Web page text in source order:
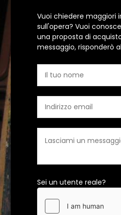
Vuoi chiedere maggiori
sull'opera? Vuoi
una proposta di
messaggio, risponderò
Sei un utente reale?